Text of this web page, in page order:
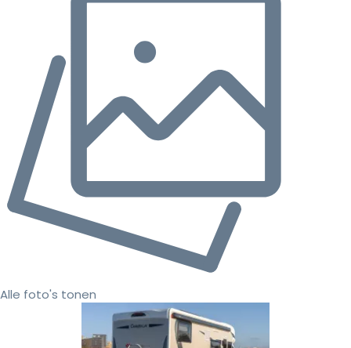
Alle foto's tonen